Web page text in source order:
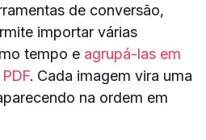
de conversão,
importar várias
tempo e agrupá-las em
. Cada imagem vira uma
na ordem em